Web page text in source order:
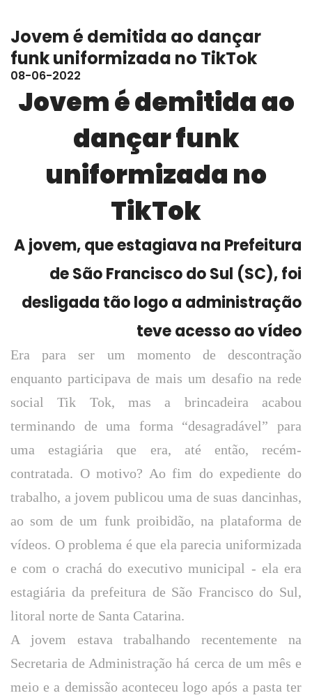
Jovem é demitida ao dançar
funk uniformizada no TikTok
08-06-2022
Jovem é demitida ao
dançar funk
uniformizada no
TikTok
A jovem, que estagiava na Prefeitura
de São Francisco do Sul (SC), foi
desligada tão logo a administração
teve acesso ao vídeo
Era para ser um momento de descontração
enquanto participava de mais um desafio na rede
social Tik Tok, mas a brincadeira acabou
terminando de uma forma “desagradável” para
uma estagiária que era, até então, recém-
contratada. O motivo? Ao fim do expediente do
trabalho, a jovem publicou uma de suas dancinhas,
ao som de um funk proibidão, na plataforma de
vídeos. O problema é que ela parecia uniformizada
e com o crachá do executivo municipal - ela era
estagiária da prefeitura de São Francisco do Sul,
litoral norte de Santa Catarina.
A jovem estava trabalhando recentemente na
Secretaria de Administração há cerca de um mês e
meio e a demissão aconteceu logo após a pasta ter